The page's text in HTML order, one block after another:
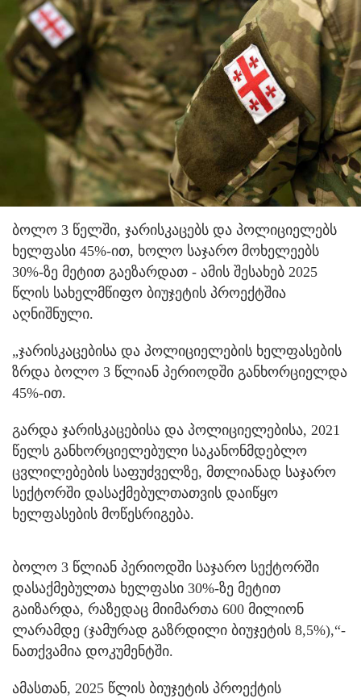
ბოლო 3 წელში, ჯარისკაცებს და პოლიციელებს
ხელფასი 45%-ით, ხოლო საჯარო მოხელეებს
30%-ზე მეტით გაეზარდათ - ამის შესახებ 2025
წლის სახელმწიფო ბიუჯეტის პროექტშია
აღნიშნული.
„ჯარისკაცებისა და პოლიციელების ხელფასების
ზრდა ბოლო 3 წლიან პერიოდში განხორციელდა
45%-ით.
გარდა ჯარისკაცებისა და პოლიციელებისა, 2021
წელს განხორციელებული საკანონმდებლო
ცვლილებების საფუძველზე, მთლიანად საჯარო
სექტორში დასაქმებულთათვის დაიწყო
ხელფასების მოწესრიგება.
ბოლო 3 წლიან პერიოდში საჯარო სექტორში
დასაქმებულთა ხელფასი 30%-ზე მეტით
გაიზარდა, რაზედაც მიიმართა 600 მილიონ
ლარამდე (ჯამურად გაზრდილი ბიუჯეტის 8,5%),“-
ნათქვამია დოკუმენტში.
ამასთან, 2025 წლის ბიუჯეტის პროექტის